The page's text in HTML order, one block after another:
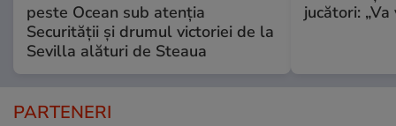
peste Ocean sub atenția
Securității și drumul victoriei de la
Sevilla alături de Steaua
jucători:
PARTENERI